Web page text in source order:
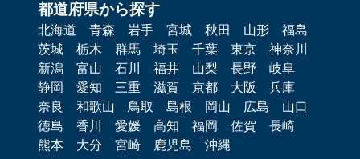
都道府県から探す
北海道 青森 岩手 宮城 秋田 山形
福島
茨城
栃木 群馬 埼玉 千葉 東京
神奈川
新潟
富山 石川 福井 山梨 長野
岐阜
静岡
愛知 三重 滋賀 京都 大阪
兵庫
奈良
和歌山 鳥取 島根 岡山 広島
山口
徳島
香川 愛媛 高知 福岡 佐賀
長崎
熊本
大分 宮崎 鹿児島 沖縄